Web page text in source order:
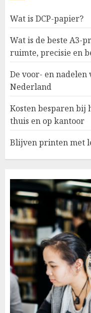
Wat is DCP-papier?
Wat is de beste A3-
ruimte, precisie en
De voor- en
Nederland
Kosten besparen
thuis en op kantoor
Blijven printen met